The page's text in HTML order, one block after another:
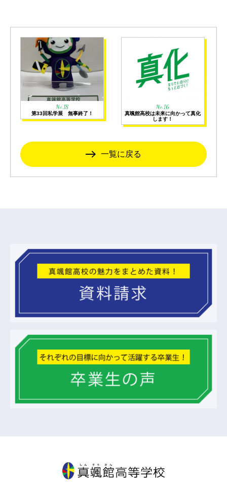
No.18
第33回私学展 無事終了！
No.16
真颯館高校は未来に向かって真化
します！
一覧に戻る